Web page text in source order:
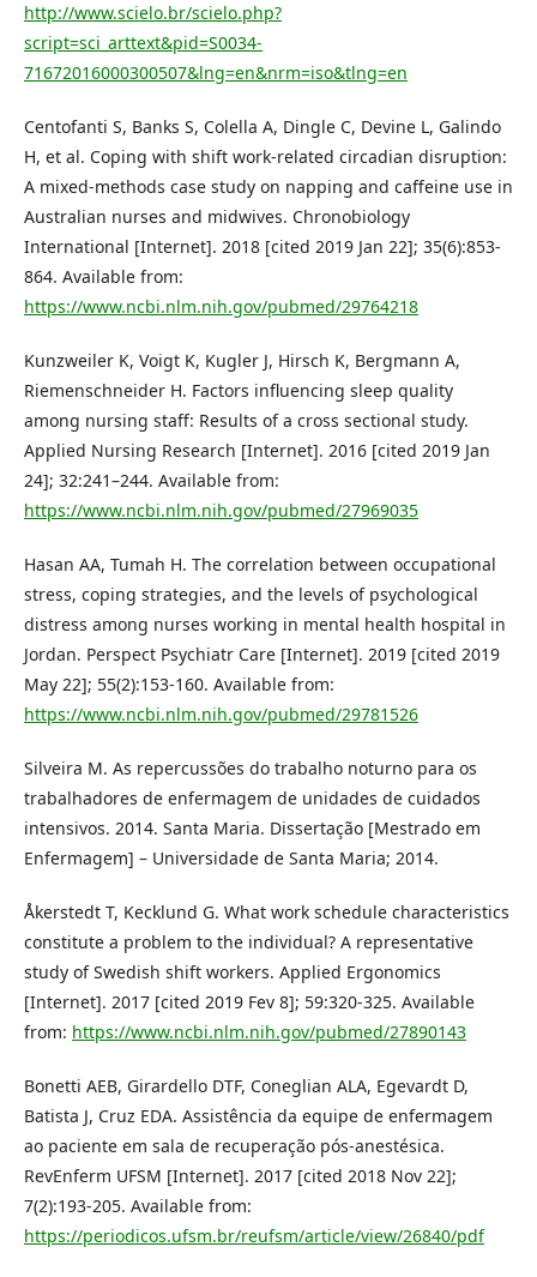
http://www.scielo.br/scielo.php?
script=sci_arttext&pid=S0034-
71672016000300507&lng=en&nrm=iso&tlng=en
Centofanti S, Banks S, Colella A, Dingle C, Devine L, Galindo
H, et al. Coping with shift work-related circadian disruption:
A mixed-methods case study on napping and caffeine use in
Australian nurses and midwives. Chronobiology
International [Internet]. 2018 [cited 2019 Jan 22]; 35(6):853-
864. Available from:
https://www.ncbi.nlm.nih.gov/pubmed/29764218
Kunzweiler K, Voigt K, Kugler J, Hirsch K, Bergmann A,
Riemenschneider H. Factors influencing sleep quality
among nursing staff: Results of a cross sectional study.
Applied Nursing Research [Internet]. 2016 [cited 2019 Jan
24]; 32:241–244. Available from:
https://www.ncbi.nlm.nih.gov/pubmed/27969035
Hasan AA, Tumah H. The correlation between occupational
stress, coping strategies, and the levels of psychological
distress among nurses working in mental health hospital in
Jordan. Perspect Psychiatr Care [Internet]. 2019 [cited 2019
May 22]; 55(2):153-160. Available from:
https://www.ncbi.nlm.nih.gov/pubmed/29781526
Silveira M. As repercussões do trabalho noturno para os
trabalhadores de enfermagem de unidades de cuidados
intensivos. 2014. Santa Maria. Dissertação [Mestrado em
Enfermagem] – Universidade de Santa Maria; 2014.
Åkerstedt T, Kecklund G. What work schedule characteristics
constitute a problem to the individual? A representative
study of Swedish shift workers. Applied Ergonomics
[Internet]. 2017 [cited 2019 Fev 8]; 59:320-325. Available
from: https://www.ncbi.nlm.nih.gov/pubmed/27890143
Bonetti AEB, Girardello DTF, Coneglian ALA, Egevardt D,
Batista J, Cruz EDA. Assistência da equipe de enfermagem
ao paciente em sala de recuperação pós-anestésica.
RevEnferm UFSM [Internet]. 2017 [cited 2018 Nov 22];
7(2):193-205. Available from:
https://periodicos.ufsm.br/reufsm/article/view/26840/pdf